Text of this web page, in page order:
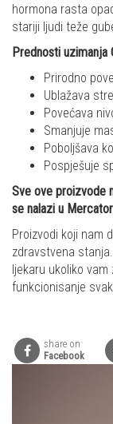
hormona rasta
stariji ljudi teže
Prednosti uzimanja
Prirodno
Ublažava
Povećava
Smanjuje
Poboljšava
Pospješuje
Sve ove proizvode
se nalazi u
Proizvodi koji nam
zdravstvena
ljekaru ukoliko
funkcionisanje
share on
Facebook